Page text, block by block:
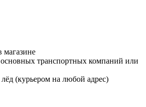
магазине
транспортных компаний или
лёд (курьером на любой адрес)